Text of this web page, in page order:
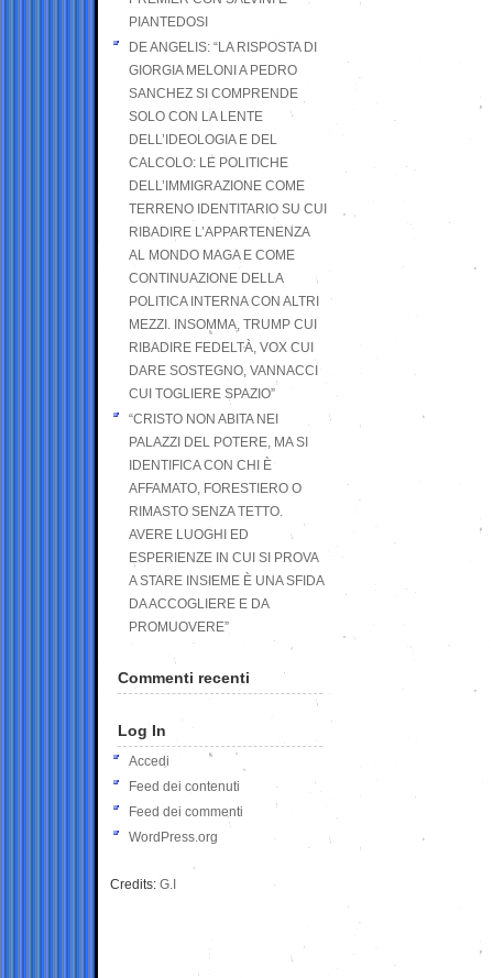
PIANTEDOSI
DE ANGELIS: “LA RISPOSTA DI
GIORGIA MELONI A PEDRO
SANCHEZ SI COMPRENDE
SOLO CON LA LENTE
DELL’IDEOLOGIA E DEL
CALCOLO: LE POLITICHE
DELL’IMMIGRAZIONE COME
TERRENO IDENTITARIO SU CUI
RIBADIRE L’APPARTENENZA
AL MONDO MAGA E COME
CONTINUAZIONE DELLA
POLITICA INTERNA CON ALTRI
MEZZI. INSOMMA, TRUMP CUI
RIBADIRE FEDELTÀ, VOX CUI
DARE SOSTEGNO, VANNACCI
CUI TOGLIERE SPAZIO”
“CRISTO NON ABITA NEI
PALAZZI DEL POTERE, MA SI
IDENTIFICA CON CHI È
AFFAMATO, FORESTIERO O
RIMASTO SENZA TETTO.
AVERE LUOGHI ED
ESPERIENZE IN CUI SI PROVA
A STARE INSIEME È UNA SFIDA
DA ACCOGLIERE E DA
PROMUOVERE”
Commenti recenti
Log In
Accedi
Feed dei contenuti
Feed dei commenti
WordPress.org
Credits: G.I